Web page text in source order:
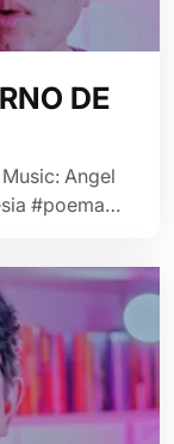
DE
Music: Angel
#poema…